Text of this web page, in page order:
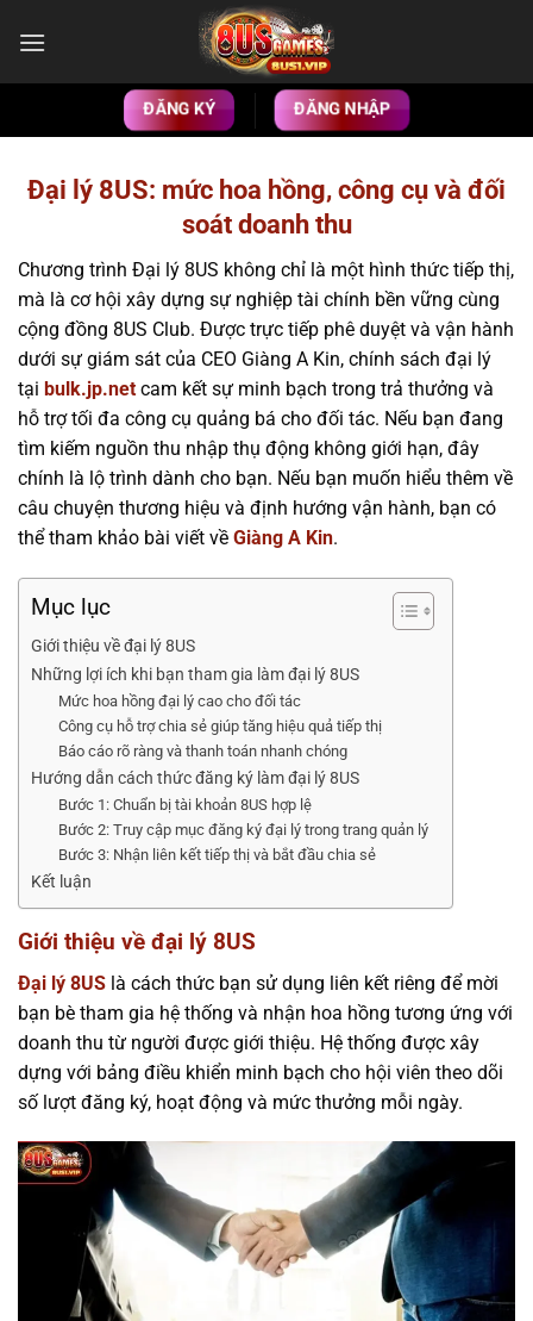
qua
ĐĂNG KÝ ĐĂNG NHẬP
Đại lý 8US: mức hoa hồng, công cụ và đối
soát doanh thu
Chương trình Đại lý 8US không chỉ là một hình thức tiếp thị,
mà là cơ hội xây dựng sự nghiệp tài chính bền vững cùng
cộng đồng 8US Club. Được trực tiếp phê duyệt và vận hành
dưới sự giám sát của CEO Giàng A Kin, chính sách đại lý
tại bulk.jp.net cam kết sự minh bạch trong trả thưởng và
hỗ trợ tối đa công cụ quảng bá cho đối tác. Nếu bạn đang
tìm kiếm nguồn thu nhập thụ động không giới hạn, đây
chính là lộ trình dành cho bạn. Nếu bạn muốn hiểu thêm về
câu chuyện thương hiệu và định hướng vận hành, bạn có
thể tham khảo bài viết về Giàng A Kin.
Mục lục
Giới thiệu về đại lý 8US
Những lợi ích khi bạn tham gia làm đại lý 8US
Mức hoa hồng đại lý cao cho đối tác
Công cụ hỗ trợ chia sẻ giúp tăng hiệu quả tiếp thị
Báo cáo rõ ràng và thanh toán nhanh chóng
Hướng dẫn cách thức đăng ký làm đại lý 8US
Bước 1: Chuẩn bị tài khoản 8US hợp lệ
Bước 2: Truy cập mục đăng ký đại lý trong trang quản lý
Bước 3: Nhận liên kết tiếp thị và bắt đầu chia sẻ
Kết luận
Giới thiệu về đại lý 8US
Đại lý 8US là cách thức bạn sử dụng liên kết riêng để mời
bạn bè tham gia hệ thống và nhận hoa hồng tương ứng với
doanh thu từ người được giới thiệu. Hệ thống được xây
dựng với bảng điều khiển minh bạch cho hội viên theo dõi
số lượt đăng ký, hoạt động và mức thưởng mỗi ngày.